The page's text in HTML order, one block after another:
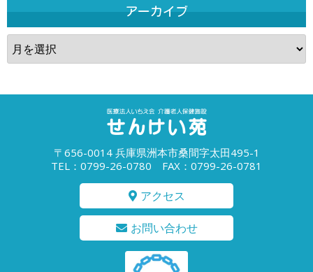
アーカイブ
ア
ー
カ
〒656-0014 兵庫県洲本市桑間字太田495-1
TEL：0799-26-0780 FAX：0799-26-0781
アクセス
お問い合わせ